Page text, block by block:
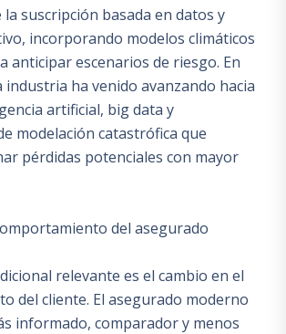
suscripción basada en datos y
incorporando modelos climáticos
anticipar escenarios de riesgo. En
industria ha venido avanzando hacia
artificial, big data y
modelación catastrófica que
pérdidas potenciales con mayor
del asegurado
relevante es el cambio en el
del cliente. El asegurado moderno
informado, comparador y menos